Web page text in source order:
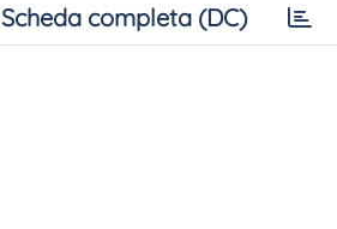
Scheda completa (DC)